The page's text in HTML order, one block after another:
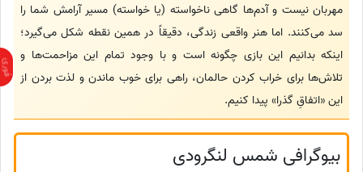
مهربان نیست و آدم‌ها گاهی ناخواسته (یا خواسته) مسیر آرامش شما را
سد می‌کنند. اما هنر واقعی زندگی، دقیقاً در همین نقطه شکل می‌گیرد؛
اینکه بدانیم این بازی چگونه است و با وجود تمام این مزاحمت‌ها و
تلاش‌ها برای خراب کردن حالمان، راهی برای خوب ماندن و لذت بردن از
این «اتفاقِ گذرا» پیدا کنیم.
بیوگرافی شمس لنگرودی